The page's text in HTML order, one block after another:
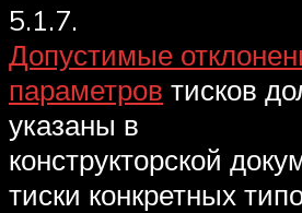
5.1.7.
Допустимые
параметров тисков
указаны в
конструкторской
тиски конкретных